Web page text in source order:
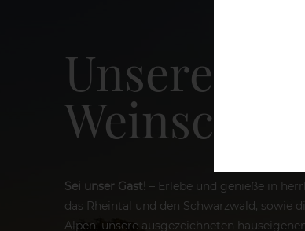
Unsere
Sei unser Gast! – Erlebe und genieße in
das Rheintal und den Schwarzwald, sowie
Alpen, unsere ausgezeichneten